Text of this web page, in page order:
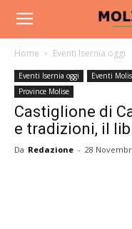
Home Eventi Isernia oggi
Eventi Isernia oggi Eventi
Province Molise
Castiglione di
e tradizioni, il
Da Redazione - 28